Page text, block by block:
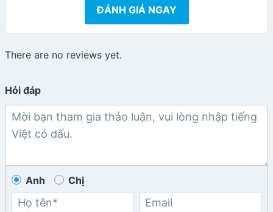
ĐÁNH GIÁ NGAY
There are no reviews yet.
Hỏi đáp
Anh Chị